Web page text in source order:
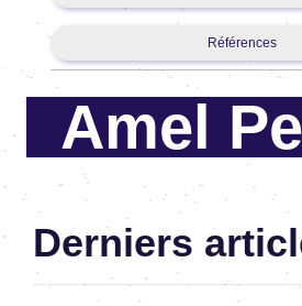
Références
Amel
Derniers